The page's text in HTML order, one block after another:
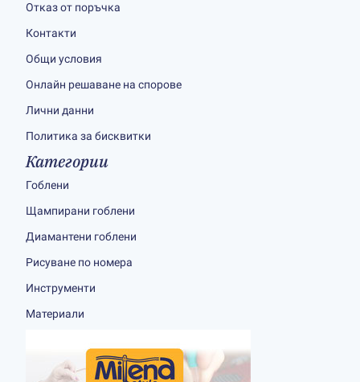
Отказ от поръчка
Контакти
Общи условия
Онлайн решаване на спорове
Лични данни
Политика за бисквитки
Категории
Гоблени
Щампирани гоблени
Диамантени гоблени
Рисуване по номера
Инструменти
Материали